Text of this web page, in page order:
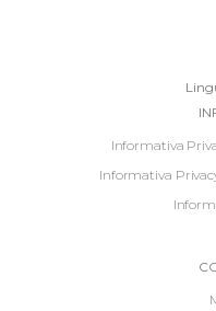
Informative
FooterInformativa
Informativa
Informative